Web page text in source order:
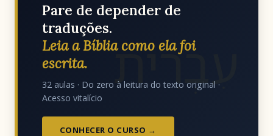
עִבְרִית
Pare de depender de
traduções.
Leia a Bíblia como ela foi
escrita.
32 aulas · Do zero à leitura do texto original ·
Acesso vitalício
CONHECER O CURSO →